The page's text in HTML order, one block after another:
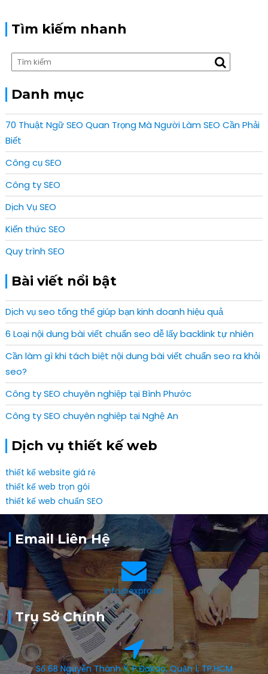
Tìm kiếm nhanh
Danh mục
70 Thuật Ngữ SEO Quan Trọng Mà Người Làm SEO Cần Phải
Biết
Công cụ SEO
Công ty SEO
Dịch Vụ SEO
Kiến thức SEO
Quy trình SEO
Bài viết nổi bật
Dịch vụ seo tổng thể giúp bạn kinh doanh hiệu quả
6 Loại nội dung bài viết chuẩn seo dễ lấy backlink tự nhiên
Cần làm gì khi tách biệt nội dung bài viết chuẩn seo ra khỏi
seo?
Công ty SEO chuyên nghiệp tại Bình Phước
Công ty SEO chuyên nghiệp tại Nghệ An
Dịch vụ thiết kế web
thiết kế website giá rẻ
thiết kế web trọn gói
thiết kế web chuẩn SEO
Email Liên Hệ
info@expro.vn
Trụ Sở Chính
Số 6B Nguyễn Thành Ý, P.ĐaKao, Quận 1, TP.HCM